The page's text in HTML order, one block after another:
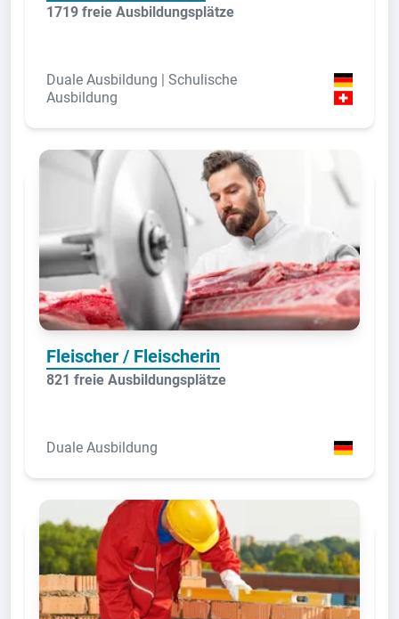
1719 freie Ausbildungsplätze
Duale Ausbildung | Schulische
Ausbildung
Fleischer / Fleischerin
821 freie Ausbildungsplätze
Duale Ausbildung